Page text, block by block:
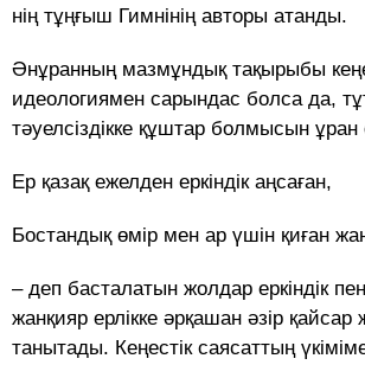
нің тұңғыш Гимнінің авторы атанды.
Әнұранның мазмұндық тақырыбы
идеологиямен сарындас болса да,
тәуелсіздікке құштар болмысын ұран
Ер қазақ ежелден еркіндік аңсаған,
Бостандық өмір мен ар үшін қиған
– деп басталатын жолдар еркіндік
жанқияр ерлікке әрқашан әзір қайсар
танытады. Кеңестік саясаттың